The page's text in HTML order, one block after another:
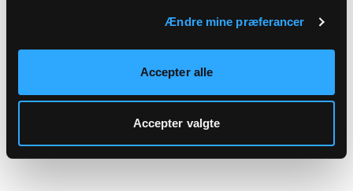
Ændre mine præferancer
Accepter alle
Accepter valgte